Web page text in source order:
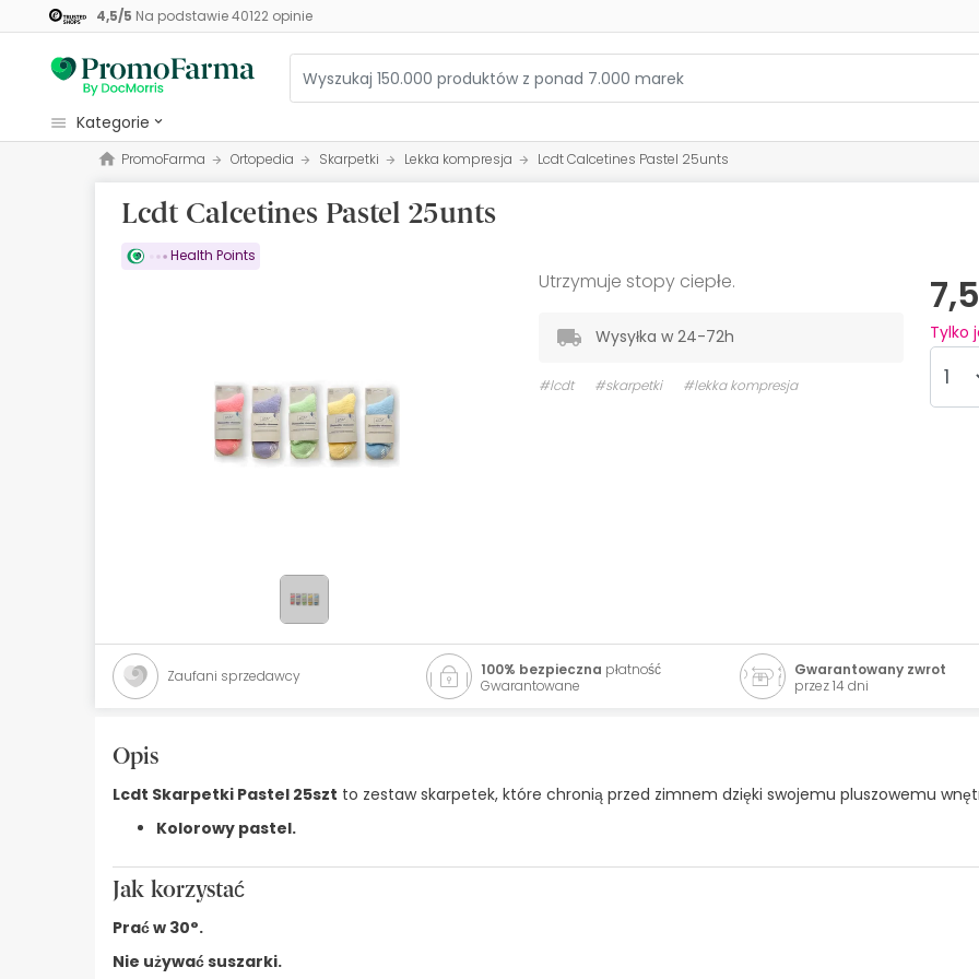
4,5/5 Na podstawie40122opinie
kategorie
Kosmetyki
Zdrowie
Higiena
Bestsellery
Health Points
PromoFarma Ortopedia Skarpetki Lekka kompresja Lcdt Calcetines Pastel 25unts
Lcdt Calcetines Pastel 25unts
Health Points
Tylko
Utrzymuje stopy ciepłe.
Wysyłka w 24-72h
#lcdt #skarpetki #lekka kompresja
Zaufani sprzedawcy 100% bezpieczna płatność
Gwarantowane
Gwarantowany zwrot
przez 14 dni
Opis
Lcdt Skarpetki Pastel 25szt to zestaw skarpetek, które chronią przed zimnem dzięki swojemu pluszowemu
Kolorowy pastel.
Jak korzystać
Prać w 30°.
Nie używać suszarki.